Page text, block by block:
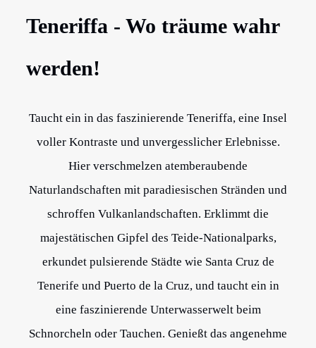
Teneriffa - Wo träume wahr
werden!
Taucht ein in das faszinierende Teneriffa, eine Insel
voller Kontraste und unvergesslicher Erlebnisse.
Hier verschmelzen atemberaubende
Naturlandschaften mit paradiesischen Stränden und
schroffen Vulkanlandschaften. Erklimmt die
majestätischen Gipfel des Teide-Nationalparks,
erkundet pulsierende Städte wie Santa Cruz de
Tenerife und Puerto de la Cruz, und taucht ein in
eine faszinierende Unterwasserwelt beim
Schnorcheln oder Tauchen. Genießt das angenehme